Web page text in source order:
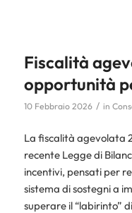
Fiscalità
opportunità
10 Febbraio 2026 / in
La fiscalità agevolata
recente Legge di
incentivi, pensati per
sistema di sostegni a
superare il “labirinto”